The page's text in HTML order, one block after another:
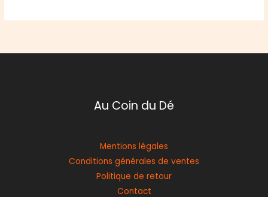
Au Coin du Dé
Mentions légales
Conditions générales de ventes
Politique de retour
Contact